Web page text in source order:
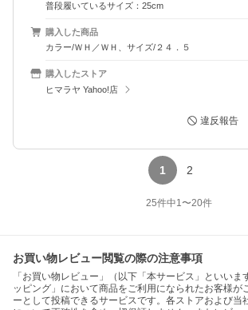
普段履いているサイズ：25cm
購入した商品
カラー/ＷＨ／ＷＨ、サイズ/２４．５
購入したストア
ヒマラヤ Yahoo!店
違反報告
1 2
25件中1〜20件
お買い物レビュー閲覧の際の注意事項
「お買い物レビュー」（以下「本サービス」といいま
ッピング」において商品をご利用になられたお客様が
ーとして投稿できるサービスです。各ストアおよび当